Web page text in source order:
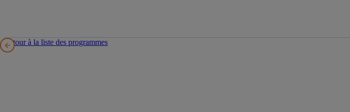
Retour à la liste des programmes